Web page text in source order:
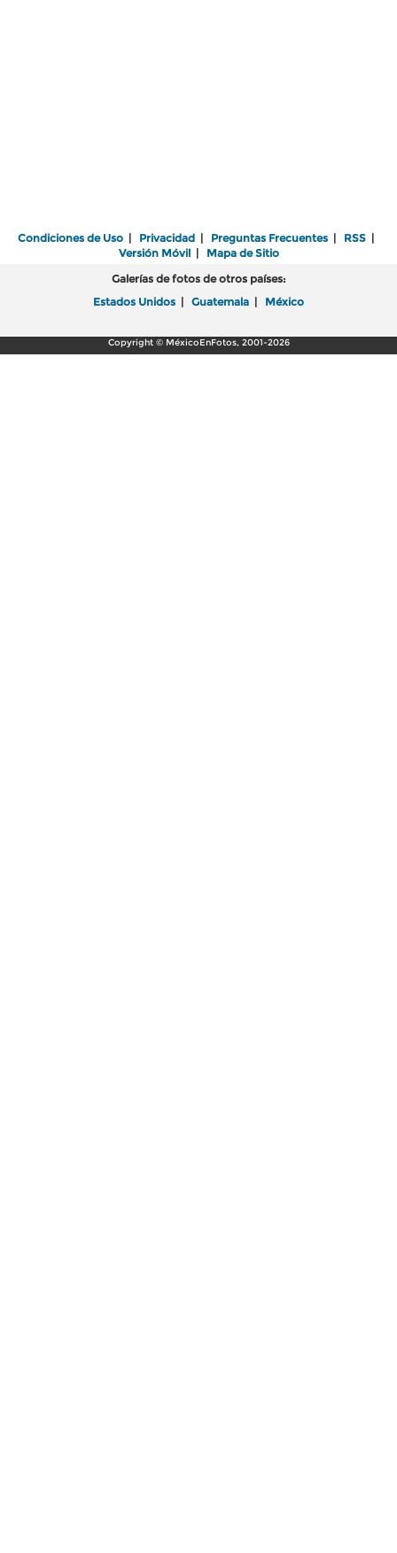
Condiciones de Uso | Privacidad | Preguntas Frecuentes | RSS |
Versión Móvil| Mapa de Sitio
Galerías de fotos de otros países:
Estados Unidos | Guatemala | México
Copyright © MéxicoEnFotos, 2001-2026